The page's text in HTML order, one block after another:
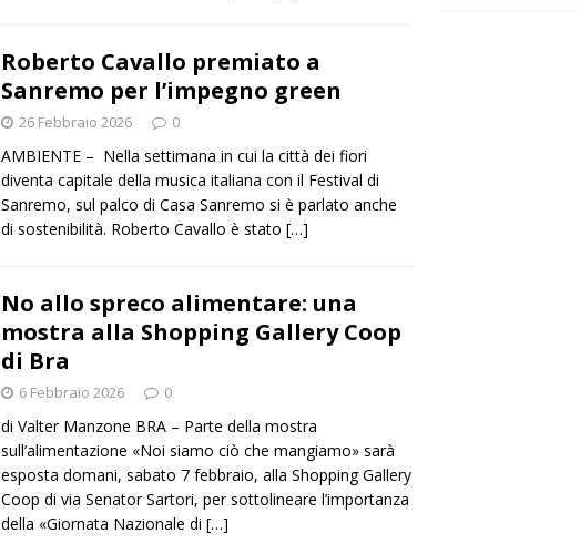
Roberto Cavallo premiato a
Sanremo per l’impegno green
26 Febbraio 2026 0
AMBIENTE – Nella settimana in cui la città dei fiori
diventa capitale della musica italiana con il Festival di
Sanremo, sul palco di Casa Sanremo si è parlato anche
di sostenibilità. Roberto Cavallo è stato […]
No allo spreco alimentare: una
mostra alla Shopping Gallery Coop
di Bra
6 Febbraio 2026 0
di Valter Manzone BRA – Parte della mostra
sull’alimentazione «Noi siamo ciò che mangiamo» sarà
esposta domani, sabato 7 febbraio, alla Shopping Gallery
Coop di via Senator Sartori, per sottolineare l’importanza
della «Giornata Nazionale di […]